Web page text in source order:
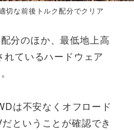
切な前後トルク配分でクリア
分のほか、最低地上高
ているハードウェア
は不安なくオフロード
ということが確認でき